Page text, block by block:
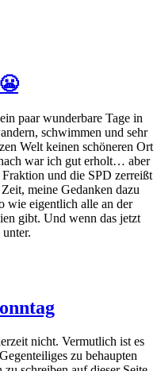
paar wunderbare Tage in
schwimmen und sehr
Welt keinen schöneren Ort
war ich gut erholt… aber
und die SPD zerreißt
meine Gedanken dazu
wie eigentlich alle an der
gibt. Und wenn das jetzt
nicht. Vermutlich ist es
zu behaupten